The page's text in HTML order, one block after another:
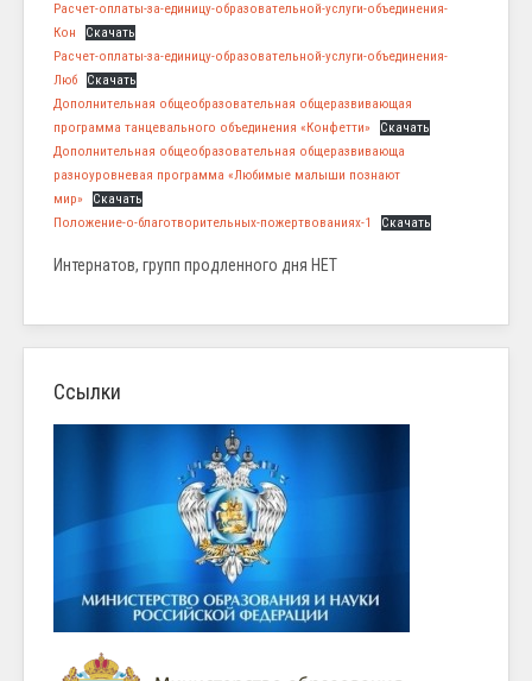
Расчет-оплаты-за-единицу-образовательной-услуги-объединения-
Кон
Скачать
Расчет-оплаты-за-единицу-образовательной-услуги-объединения-
Люб
Скачать
Дополнительная общеобразовательная общеразвивающая
программа танцевального объединения «Конфетти»
Скачать
Дополнительная общеобразовательная общеразвивающа
разноуровневая программа «Любимые малыши познают
мир»
Скачать
Положение-о-благотворительных-пожертвованиях-1
Скачать
Интернатов, групп продленного дня НЕТ
Ссылки